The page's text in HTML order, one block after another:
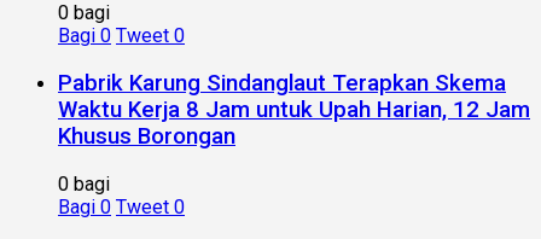
0 bagi
Bagi 0 Tweet 0
Pabrik Karung Sindanglaut Terapkan Skema
Waktu Kerja 8 Jam untuk Upah Harian, 12 Jam
Khusus Borongan
0 bagi
Bagi 0 Tweet 0